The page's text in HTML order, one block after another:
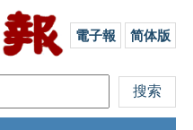
電子報 简体版